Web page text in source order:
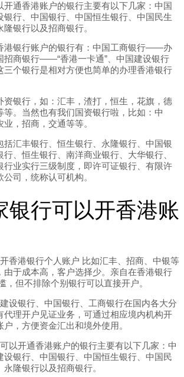
开通香港账户的银行主要有以下几家：中国
银行、中国银行、中国恒生银行、中国民生
银行以及招商银行。
港银行账户的银行有：中国工商银行——办
招商银行——“香港一卡通”、中国建设银行
个银行是相对方便也简单的办理香港银行
资银行，如：汇丰，渣打，恒生，花旗，德
等。当然也有我们国资银行啦，比如：中
，招商，交通等等。
括汇丰银行、恒生银行、永隆银行、中国银
、恒生银行、南洋商业银行、大华银行、
行业实行三级制度，即许可证银行、有限许
司，统称认可机构。
银行可以开香港账
香港银行个人账户 比如汇丰、招商、中银等
由于成本高，客户选择少。亲自在香港银行
，但不排除个别银行可以直接开户。
设银行、中国银行、工商银行在国内各大分
代理开户见证业务，可通过相应境内机构开
，方便资金汇出和境外使用。
以开通香港账户的银行主要有以下几家：中
设银行、中国银行、中国恒生银行、中国民
隆银行以及招商银行。